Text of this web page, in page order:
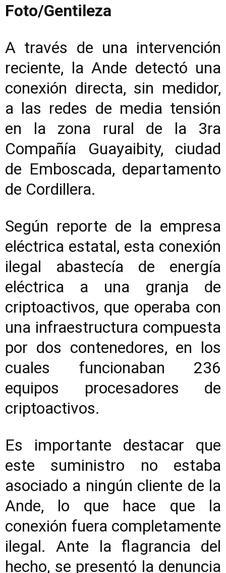
Foto/Gentileza
A través de una intervención
reciente, la Ande detectó una
conexión directa, sin medidor,
a las redes de media tensión
en la zona rural de la 3ra
Compañía Guayaibity, ciudad
de Emboscada, departamento
de Cordillera.
Según reporte de la empresa
eléctrica estatal, esta conexión
ilegal abastecía de energía
eléctrica a una granja de
criptoactivos, que operaba con
una infraestructura compuesta
por dos contenedores, en los
cuales funcionaban 236
equipos procesadores de
criptoactivos.
Es importante destacar que
este suministro no estaba
asociado a ningún cliente de la
Ande, lo que hace que la
conexión fuera completamente
ilegal. Ante la flagrancia del
hecho, se presentó la denuncia